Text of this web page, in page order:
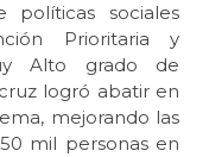
políticas sociales
Prioritaria y
Alto grado de
logró abatir en
mejorando las
mil personas en